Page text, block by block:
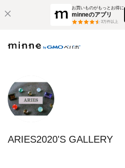
お買いものがもっとお得に
minneのアプリ
3万件以上
ARIES2020'S GALLERY